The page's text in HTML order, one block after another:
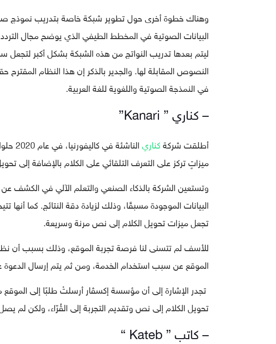
وهناك خطوة أخرى حول تطوير شبكة خاصة بتدريب نموذج
البيانات الصوتية في المخطط الطيفي الذي يوضح مجال
ليتم بعدها تدريب النواتج من هذه الشبكة بشكل أكبر
في النمذجة الصوتية واللغوية للغة العربية.
– كناري ” Kanari”
أطلقت شركةكناري
ميزاتٍ تركز على التعرف التلقائي على الكلام بالإضافة إلى
البيانات الموجودة مسبقًا، وذلك لزيادة دقة النتائج. كما أنها
تجعل ميزات تحويل الكلام إلى نص مرنة وسريعة.
للأسف لم تتسنى لنا فرصة تجربة الموقع، وذلك بسبب أن
الموقع عن سبب استخدام الخدمة، ومن ثم يتم إرسال الدعوة
تجدر الإشارة إلى أن مؤسسة إكسڤار أرسلتْ طلبًا إلى
تحويل الكلام إلى نص وتقديم التجربة إلى القُرّاء، ولكن لم
– كاتب ” Kateb “